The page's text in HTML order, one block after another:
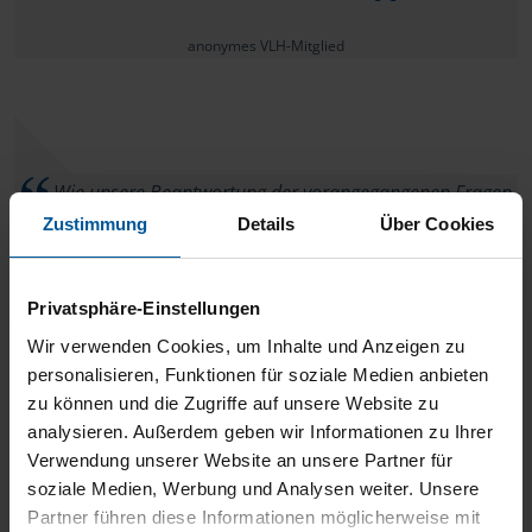
Zustimmung Details Über Cookies
Privatsphäre-Einstellungen
Wir verwenden Cookies, um Inhalte und Anzeigen zu
personalisieren, Funktionen für soziale Medien anbieten
zu können und die Zugriffe auf unsere Website zu
analysieren. Außerdem geben wir Informationen zu Ihrer
Verwendung unserer Website an unsere Partner für
soziale Medien, Werbung und Analysen weiter. Unsere
Partner führen diese Informationen möglicherweise mit
anonymes VLH-Mitglied
Wie unsere Beantwortung der vorangegangenen Fragen
zeigt. kann man sich eine Beraterin wie unsere Frau Müller in
Arnsdorf, nur wünschen. Deshalb haben wir auch keine
Verbesserungen zu vermelden. Wir sind bei ihr sehr gut
aufgehoben. Vielen Dank. Andrea und Horst Goldbach
Andrea und Horst Goldbach